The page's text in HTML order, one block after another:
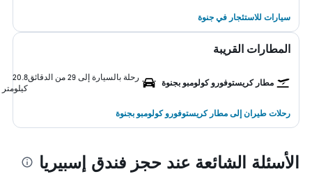
سيارات للاستئجار في جنوة
المطارات القريبة
مطار كريستوفورو كولومبو بجنوة
رحلة بالسيارة إلى 29 من الدقائق
20.8
كيلومتر
رحلات طيران إلى مطار كريستوفورو كولومبو بجنوة
الأسئلة الشائعة عند حجز فندق إسبيريا